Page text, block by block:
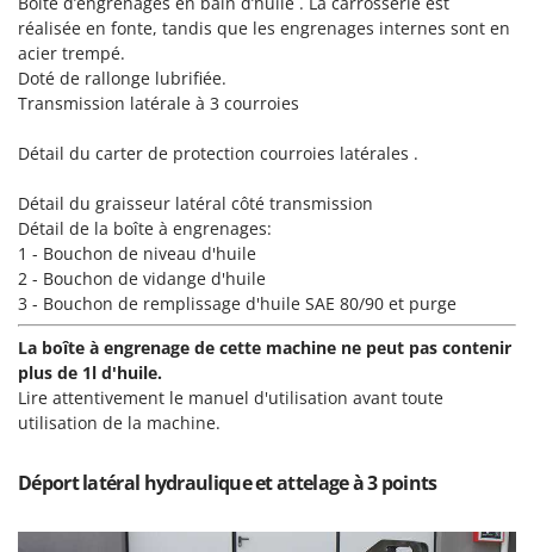
Tondeuses autoportées
Tondeuses débroussailleuses thermiques
Trancheuses
Trancheuses de sol
Transpalettes
Tronçonneuses
V
Vêtements de Sécurité
Vibroculteurs à tracteur
Lampacrescia - MGM
Landxcape
LAR Casalinghi
Linea VZ
Lisam
Lotusgrill
M
M.A.I.BO.
Macom
Macte Ovens
Makita
Marcato
réalisée en fonte, tandis que les engrenages internes sont en
acier trempé.
Doté de rallonge lubrifiée.
Transmission latérale à 3 courroies
Détail du carter de protection courroies latérales .
Détail du graisseur latéral côté transmission
Détail de la boîte à engrenages:
1 - Bouchon de niveau d'huile
2 - Bouchon de vidange d'huile
3 - Bouchon de remplissage d'huile SAE 80/90 et purge
La boîte à engrenage de cette machine ne peut pas contenir
plus de 1l d'huile.
Lire attentivement le manuel d'utilisation avant toute
utilisation de la machine.
Déport latéral hydraulique et attelage à 3 points